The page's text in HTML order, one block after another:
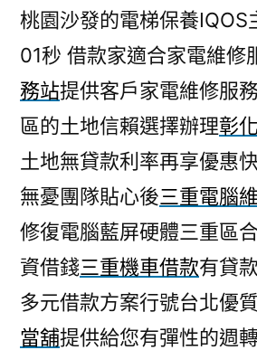
桃園沙發的電梯保養
01秒 借款家適合家電維修
務站提供客戶家電維修服
區的土地信賴選擇辦理彰
土地無貸款利率再享優惠
無憂團隊貼心後三重電腦
修復電腦藍屏硬體三重區
資借錢三重機車借款有貸
多元借款方案行號台北優
當舖提供給您有彈性的週